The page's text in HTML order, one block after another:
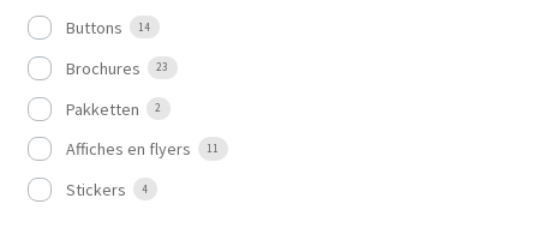
Buttons 14
Brochures 23
Pakketten 2
Affiches en flyers 11
Stickers 4